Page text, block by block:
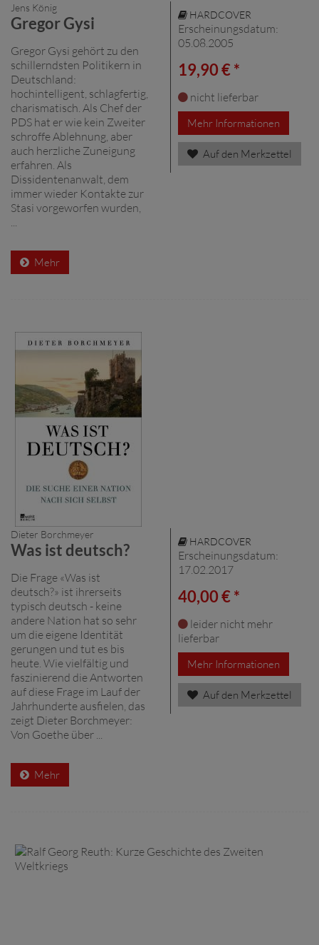
Jens König
Gregor Gysi
Gregor Gysi gehört zu den
schillerndsten Politikern in
Deutschland:
hochintelligent, schlagfertig,
charismatisch. Als Chef der
PDS hat er wie kein Zweiter
schroffe Ablehnung, aber
auch herzliche Zuneigung
erfahren. Als
Dissidentenanwalt, dem
immer wieder Kontakte zur
Stasi vorgeworfen wurden,
Mehr
HARDCOVER
Erscheinungsdatum:
05.08.2005
19,90 € *
nicht lieferbar
Mehr Informationen
Auf den Merkzettel
Dieter Borchmeyer
Was ist deutsch?
Die Frage «Was ist
deutsch?» ist ihrerseits
typisch deutsch - keine
andere Nation hat so sehr
um die eigene Identität
gerungen und tut es bis
heute. Wie vielfältig und
faszinierend die Antworten
auf diese Frage im Lauf der
Jahrhunderte ausfielen, das
zeigt Dieter Borchmeyer:
Von Goethe über ...
Mehr
HARDCOVER
Erscheinungsdatum:
17.02.2017
40,00 € *
leider nicht mehr
lieferbar
Mehr Informationen
Auf den Merkzettel